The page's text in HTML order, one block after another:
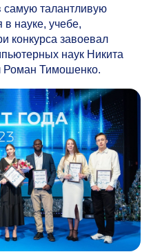
самую талантливую
науке, учебе,
конкурса завоевал
наук Никита
Роман Тимошенко.